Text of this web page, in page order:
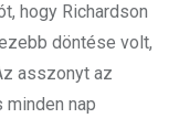
hogy Richardson
döntése volt,
asszonyt az
nap